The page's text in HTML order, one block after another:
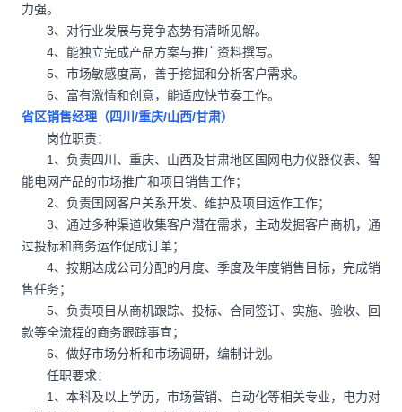
力强。
3、对行业发展与竞争态势有清晰见解。
4、能独立完成产品方案与推广资料撰写。
5、市场敏感度高，善于挖掘和分析客户需求。
6、富有激情和创意，能适应快节奏工作。
省区销售经理（四川/重庆/山西/甘肃）
岗位职责：
1、负责四川、重庆、山西及甘肃地区国网电力仪器仪表、智
能电网产品的市场推广和项目销售工作；
2、负责国网客户关系开发、维护及项目运作工作；
3、通过多种渠道收集客户潜在需求，主动发掘客户商机，通
过投标和商务运作促成订单；
4、按期达成公司分配的月度、季度及年度销售目标，完成销
售任务；
5、负责项目从商机跟踪、投标、合同签订、实施、验收、回
款等全流程的商务跟踪事宜；
6、做好市场分析和市场调研，编制计划。
任职要求：
1、本科及以上学历，市场营销、自动化等相关专业，电力对